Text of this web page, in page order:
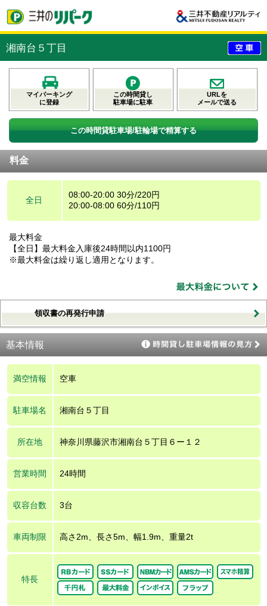
湘南台５丁目
マイパーキング
に登録
この時間貸し
駐車場に駐車
URLを
メールで送る
この時間貸駐車場/駐輪場で精算する
料金
全日
08:00-20:00 30分/220円
20:00-08:00 60分/110円
最大料金
【全日】最大料金入庫後24時間以内1100円
※最大料金は繰り返し適用となります。
領収書の再発行申請
基本情報
満空情報 空車
駐車場名 湘南台５丁目
所在地 神奈川県藤沢市湘南台５丁目６ー１２
営業時間 24時間
収容台数 3台
車両制限 高さ2m、長さ5m、幅1.9m、重量2t
特長